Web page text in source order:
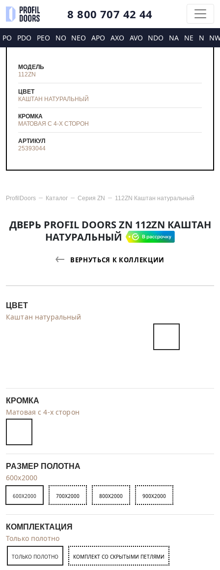
8 800 707 42 44
PO PDO PEO NO NEO APO AXO AVO NDO NA NE N
МОДЕЛЬ
112ZN
ЦВЕТ
КАШТАН НАТУРАЛЬНЫЙ
КРОМКА
МАТОВАЯ С 4-Х СТОРОН
АРТИКУЛ
25393044
ProfilDoors Каталог Серия ZN 112ZN Каштан натуральный
ДВЕРЬ PROFIL DOORS ZN 112ZN КАШТАН
НАТУРАЛЬНЫЙ
ВЕРНУТЬСЯ К КОЛЛЕКЦИИ
ЦВЕТ
Каштан натуральный
КРОМКА
Матовая с 4-х сторон
РАЗМЕР ПОЛОТНА
600x2000
600X2000 700X2000 800X2000 900X2000
КОМПЛЕКТАЦИЯ
Только полотно
ТОЛЬКО ПОЛОТНО КОМПЛЕКТ СО СКРЫТЫМИ ПЕТЛЯМИ